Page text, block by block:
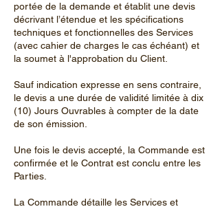
portée de la demande et établit une devis
décrivant l’étendue et les spécifications
techniques et fonctionnelles des Services
(avec cahier de charges le cas échéant) et
la soumet à l'approbation du Client.
Sauf indication expresse en sens contraire,
le devis a une durée de validité limitée à dix
(10) Jours Ouvrables à compter de la date
de son émission.
Une fois le devis accepté, la Commande est
confirmée et le Contrat est conclu entre les
Parties.
La Commande détaille les Services et